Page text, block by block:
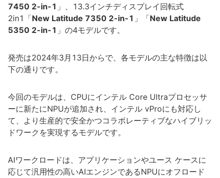
7450 2-in-1 」、13.3インチディスプレイ回転式
2in1「New Latitude 7350 2-in-1 」「New Latitude
5350 2-in-1 」の4モデルです。
発売は2024年3月13日からで、各モデルの主な特徴は以
下の通りです。
今回のモデルは、CPUにインテル Core Ultraプロセッサ
ーに新たにNPUが追加され、インテル vProにも対応し
て、より生産的で安全かつコラボレーティブなハイブリッ
ドワークを実現するモデルです。
AIワークロードは、アプリケーションやユース ケースに
応じて汎用性の高いAIエンジンであるNPUにオフロード